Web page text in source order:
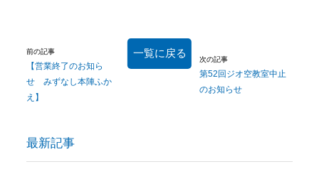
前の記事
【営業終了のお知ら
せ みずなし本陣ふか
え】
次の記事
第52回ジオ空教室中止
のお知らせ
一覧に戻る
最新記事